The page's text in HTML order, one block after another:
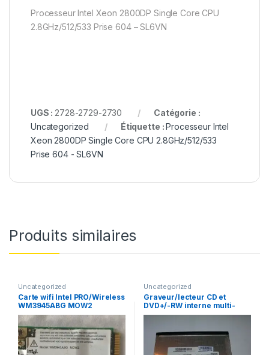
Processeur Intel Xeon 2800DP Single Core CPU
2.8GHz/512/533 Prise 604 – SL6VN
UGS : 2728-2729-2730
Catégorie :
Uncategorized
Étiquette :Processeur Intel
Xeon 2800DP Single Core CPU 2.8GHz/512/533
Prise 604 - SL6VN
Produits similaires
Uncategorized
Carte wifi Intel PRO/Wireless
WM3945ABG MOW2
Uncategorized
Graveur/lecteur CD et
DVD+/-RW interne multi-
recorder portable SN-S082